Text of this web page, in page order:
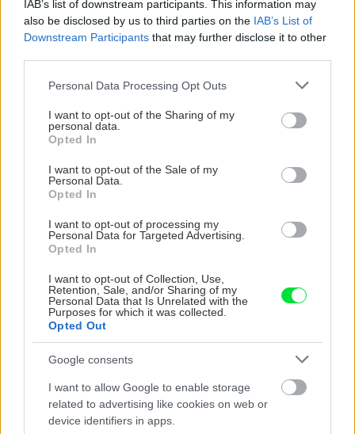
IAB’s list of downstream participants. This information may
also be disclosed by us to third parties on the IAB’s List of
Downstream Participants that may further disclose it to other
Please note that this website/app uses one or more Google
not limited to your visit or usage behaviour. You may click to
grant or deny consent to Google and its third-party tags to
use your data for below specified purposes in below Google
consent section.
Personal Data Processing Opt Outs
I want to opt-out of the Sharing of my
personal data.
Opted In
I want to opt-out of the Sale of my
Personal Data.
Opted In
I want to opt-out of processing my
Personal Data for Targeted Advertising.
Opted In
I want to opt-out of Collection, Use,
Retention, Sale, and/or Sharing of my
Personal Data that Is Unrelated with the
Purposes for which it was collected.
Opted Out
Google consents
I want to allow Google to enable storage
related to advertising like cookies on web or
device identifiers in apps.
orechové svietidlo
TÝŽDEŇ
Trvalky, ktoré znesú sucho a teplo? Tieto
vysaďte na miesta, na ktoré slnko svieti celý
Dom s ukážkovou záhradou: Majitelia mali pri
Nekupujte drahé lapače: Vyrobte si za 5 minút
domácu pascu na osy a sršne, ktorá ich
nepustí von
Čo robiť, ak paradajky dozrievajú pomaly? Trik
s odlisťovaním funguje aj cez leto, ale pozor na
chyby